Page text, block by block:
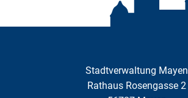
Stadtverwaltung Mayen
Rathaus Rosengasse 2